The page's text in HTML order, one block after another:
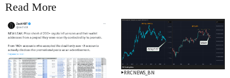
Read More
RRCNEWS_BN RRCNEWS_BN